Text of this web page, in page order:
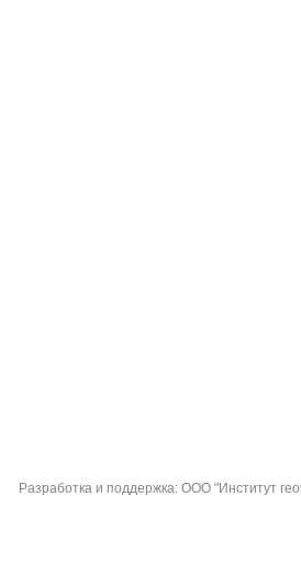
Разработка и поддержка: ООО "Институт